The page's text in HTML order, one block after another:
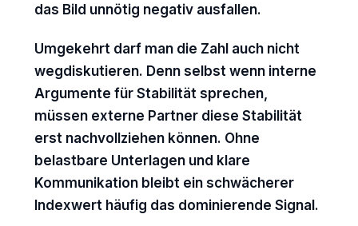
das Bild unnötig negativ ausfallen.
Umgekehrt darf man die Zahl auch nicht
wegdiskutieren. Denn selbst wenn interne
Argumente für Stabilität sprechen,
müssen externe Partner diese Stabilität
erst nachvollziehen können. Ohne
belastbare Unterlagen und klare
Kommunikation bleibt ein schwächerer
Indexwert häufig das dominierende Signal.